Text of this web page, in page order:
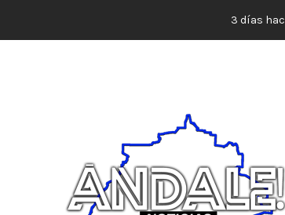
3 días hace